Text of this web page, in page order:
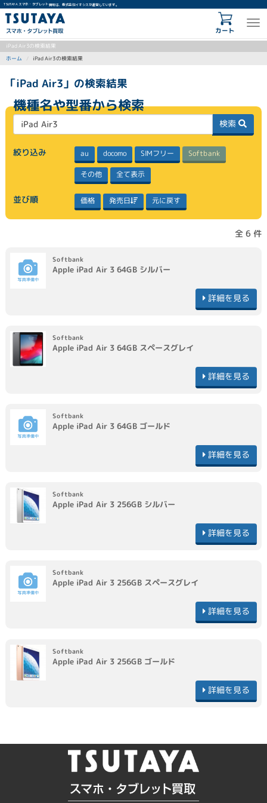
TSUTAYA スマホ・タブレット買取は、株式会社イオシスが運営しています。
カート
iPad Air3の検索結果
ホーム iPad Air3の検索結果
「iPad Air3」の検索結果
機種名や型番から検索
検索
絞り込み au docomo SIMフリー Softbank
その他 全て表示
並び順 価格 発売日 元に戻す
全 6 件
Softbank
Apple iPad Air 3 64GB シルバー
詳細を見る
Softbank
Apple iPad Air 3 64GB スペースグレイ
詳細を見る
Softbank
Apple iPad Air 3 64GB ゴールド
詳細を見る
Softbank
Apple iPad Air 3 256GB シルバー
詳細を見る
Softbank
Apple iPad Air 3 256GB スペースグレイ
詳細を見る
Softbank
Apple iPad Air 3 256GB ゴールド
詳細を見る